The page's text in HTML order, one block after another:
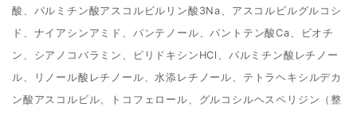
酸、パルミチン酸アスコルビルリン酸3Na、アスコルビルグルコシ
ド、ナイアシンアミド、パンテノール、パントテン酸Ca、ビオチ
ン、シアノコバラミン、ピリドキシンHCl、パルミチン酸レチノー
ル、リノール酸レチノール、水添レチノール、テトラヘキシルデカ
ン酸アスコルビル、トコフェロール、グルコシルヘスペリジン（整